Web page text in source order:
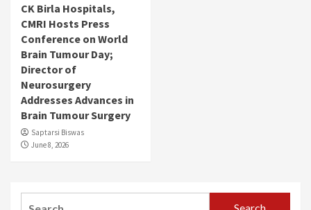
CK Birla Hospitals,
CMRI Hosts Press
Conference on World
Brain Tumour Day;
Director of
Neurosurgery
Addresses Advances in
Brain Tumour Surgery
Saptarsi Biswas
June 8, 2026